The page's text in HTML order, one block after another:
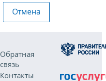
Отмена
Обратная
связь
Контакты